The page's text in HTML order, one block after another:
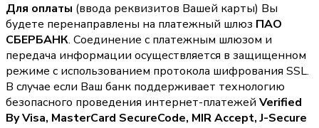
Для оплаты (ввода реквизитов Вашей карты) Вы
будете перенаправлены на платежный шлюз ПАО
СБЕРБАНК. Соединение с платежным шлюзом и
передача информации осуществляется в защищенном
режиме с использованием протокола шифрования SSL.
В случае если Ваш банк поддерживает технологию
безопасного проведения интернет-платежей Verified
By Visa, MasterCard SecureCode, MIR Accept, J-Secure